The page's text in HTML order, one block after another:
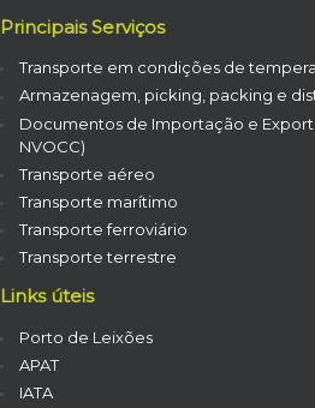
Principais Serviços
Transporte em condições de
Armazenagem, picking, packing e
Documentos de Importação e
NVOCC)
Transporte aéreo
Transporte marítimo
Transporte ferroviário
Transporte terrestre
Links úteis
Porto de Leixões
APAT
IATA